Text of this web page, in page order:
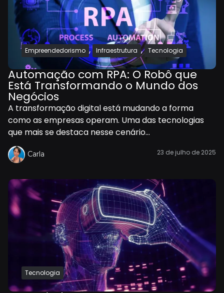
Empreendedorismo , Infraestrutura , Tecnologia
Automação com RPA: O Robô que
Está Transformando o Mundo dos
Negócios
A transformação digital está mudando a forma
como as empresas operam. Uma das tecnologias
que mais se destaca nesse cenário...
Carla 23 de julho de 2025
Tecnologia